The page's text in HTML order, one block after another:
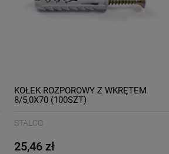
KOŁEK ROZPOROWY Z WKRĘTEM
8/5,0X70 (100SZT)
STALCO
25,46 zł